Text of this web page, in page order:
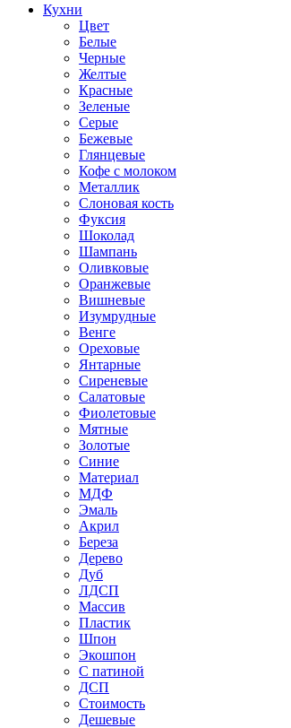
Кухни
Цвет
Белые
Черные
Желтые
Красные
Зеленые
Серые
Бежевые
Глянцевые
Кофе с молоком
Металлик
Слоновая кость
Фуксия
Шоколад
Шампань
Оливковые
Оранжевые
Вишневые
Изумрудные
Венге
Ореховые
Янтарные
Сиреневые
Салатовые
Фиолетовые
Мятные
Золотые
Синие
Материал
МДФ
Эмаль
Акрил
Береза
Дерево
Дуб
ЛДСП
Массив
Пластик
Шпон
Экошпон
С патиной
ДСП
Стоимость
Дешевые